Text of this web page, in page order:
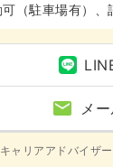
（駐車場有）、
メ
ャリアアドバイザ